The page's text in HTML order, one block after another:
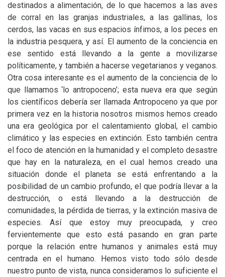
destinados a alimentación, de lo que hacemos a las aves
de corral en las granjas industriales, a las gallinas, los
cerdos, las vacas en sus espacios ínfimos, a los peces en
la industria pesquera, y así. El aumento de la conciencia en
ese sentido está llevando a la gente a movilizarse
políticamente, y también a hacerse vegetarianos y veganos.
Otra cosa interesante es el aumento de la conciencia de lo
que llamamos ‘lo antropoceno’; esta nueva era que según
los científicos debería ser llamada Antropoceno ya que por
primera vez en la historia nosotros mismos hemos creado
una era geológica por el calentamiento global, el cambio
climático y las especies en extinción. Esto también centra
el foco de atención en la humanidad y el completo desastre
que hay en la naturaleza, en el cual hemos creado una
situación donde el planeta se está enfrentando a la
posibilidad de un cambio profundo, el que podría llevar a la
destrucción, o está llevando a la destrucción de
comunidades, la pérdida de tierras, y la extinción masiva de
especies. Así que estoy muy preocupada, y creo
fervientemente que esto está pasando en gran parte
porque la relación entre humanos y animales está muy
centrada en el humano. Hemos visto todo sólo desde
nuestro punto de vista, nunca consideramos lo suficiente el